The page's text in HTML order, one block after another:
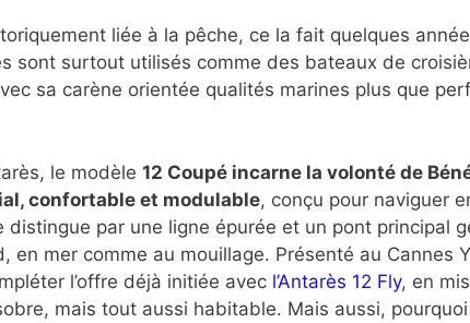
liée à la pêche, ce la fait quelques
sont surtout utilisés comme des bateaux de
sa carène orientée qualités marines plus que
le modèle 12 Coupé incarne la volonté de
confortable et modulable, conçu pour naviguer
distingue par une ligne épurée et un pont principal
en mer comme au mouillage. Présenté au Cannes
l’offre déjà initiée avec l’Antarès 12 Fly, en
mais tout aussi habitable. Mais aussi,